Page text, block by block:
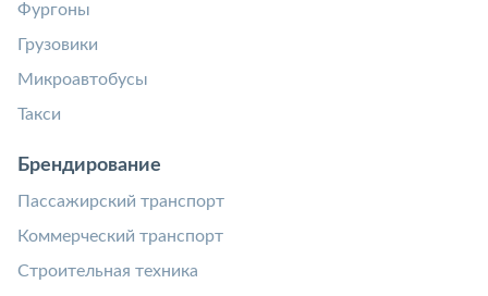
Фургоны
Грузовики
Микроавтобусы
Такси
Брендирование
Пассажирский транспорт
Коммерческий транспорт
Строительная техника